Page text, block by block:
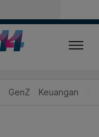
GenZ Keuangan